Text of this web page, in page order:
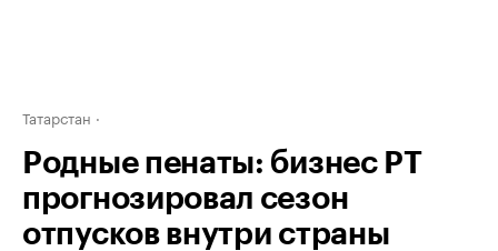
Татарстан
Родные пенаты: бизнес РТ
прогнозировал сезон
отпусков внутри страны